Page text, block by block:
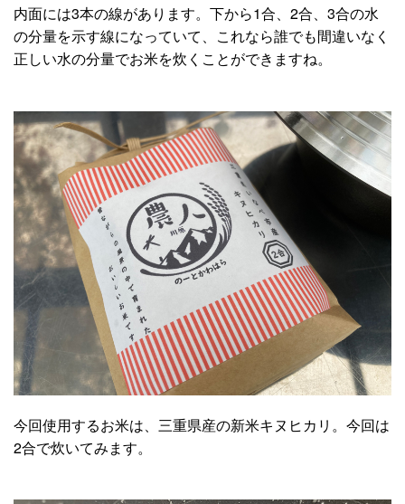
内面には3本の線があります。下から1合、2合、3合の水
の分量を示す線になっていて、これなら誰でも間違いなく
正しい水の分量でお米を炊くことができますね。
今回使用するお米は、三重県産の新米キヌヒカリ。今回は
2合で炊いてみます。